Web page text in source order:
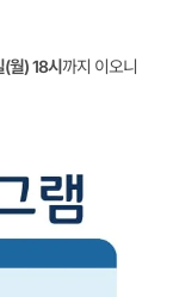
월) 18시까지 이오니